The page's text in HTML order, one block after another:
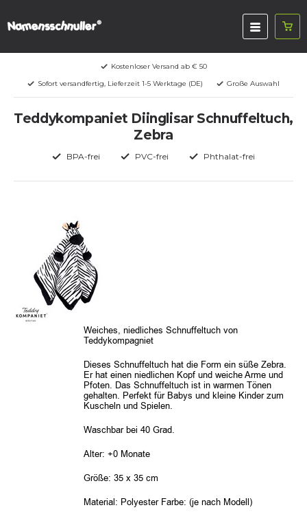
Kostenloser Versand ab € 50
Sofort versandfertig, Lieferzeit 1-5 Werktage (DE)
Große Auswahl
Teddykompaniet Diinglisar Schnuffeltuch,
Zebra
BPA-frei PVC-frei Phthalat-frei
Weiches, niedliches Schnuffeltuch von
Teddykompagniet
Dieses Schnuffeltuch hat die Form ein süße Zebra.
Er hat einen niedlichen Kopf und weiche Arme und
Pfoten. Das Schnuffeltuch ist in warmen Tönen
gehalten. Perfekt für Babys und kleine Kinder zum
Kuscheln und Spielen.
Waschbar bei 40 Grad.
Alter: +0 Monate
Größe: 35 x 35 cm
Material: Polyester Farbe: (je nach Modell)